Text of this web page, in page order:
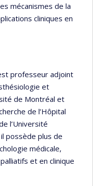
mécanismes de la
cliniques en
professeur adjoint
et
de Montréal et
de l’Hôpital
l’Université
possède plus de
médicale,
et en clinique